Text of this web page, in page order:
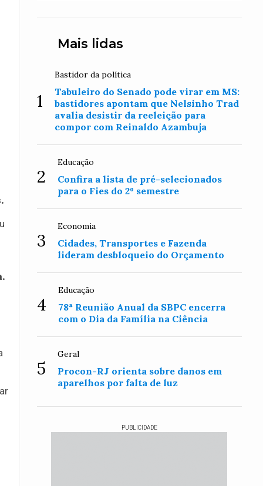
Mais lidas
1
Bastidor da política
Tabuleiro do Senado pode virar em MS:
bastidores apontam que Nelsinho Trad
avalia desistir da reeleição para
compor com Reinaldo Azambuja
2
Educação
Confira a lista de pré-selecionados
para o Fies do 2º semestre
3
Economia
Cidades, Transportes e Fazenda
lideram desbloqueio do Orçamento
4
Educação
78ª Reunião Anual da SBPC encerra
com o Dia da Família na Ciência
5
Geral
Procon-RJ orienta sobre danos em
aparelhos por falta de luz
PUBLICIDADE